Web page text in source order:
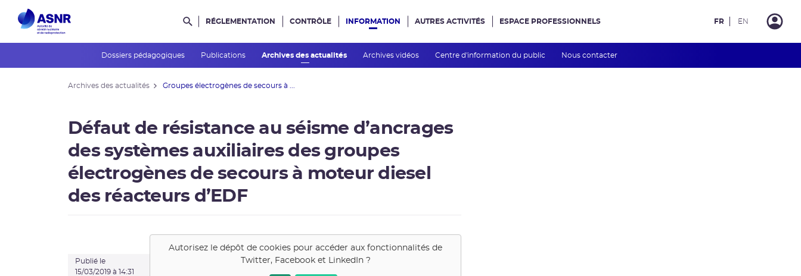
Rechercher dans le site
RÉGLEMENTATION CONTRÔLE INFORMATION
Dossiers pédagogiques Publications Archives des actualités Archives vidéos Centre d'information du public Nous contacter
AUTRES ACTIVITÉS ESPACE PROFESSIONNELS FR EN
Archives des actualités Groupes électrogènes de secours à ...
Défaut de résistance au séisme d’ancrages
des systèmes auxiliaires des groupes
électrogènes de secours à moteur diesel
des réacteurs d’EDF
Publié le
15/03/2019 à 14:31
Autorisez le dépôt de cookies pour accéder aux fonctionnalités de
Twitter, Facebook et LinkedIn?